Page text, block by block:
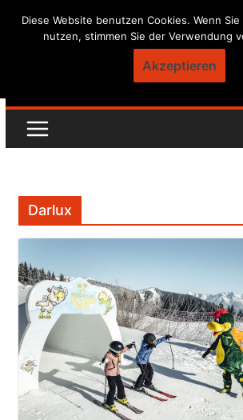
Skip
Darlux
Diese Website benutzen Cookies. Wenn
nutzen, stimmen Sie der Verwendung
Akzeptieren